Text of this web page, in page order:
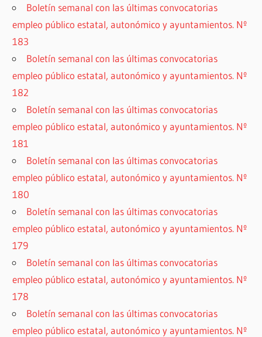
Boletín semanal con las últimas convocatorias
empleo público estatal, autonómico y ayuntamientos. Nº
183
Boletín semanal con las últimas convocatorias
empleo público estatal, autonómico y ayuntamientos. Nº
182
Boletín semanal con las últimas convocatorias
empleo público estatal, autonómico y ayuntamientos. Nº
181
Boletín semanal con las últimas convocatorias
empleo público estatal, autonómico y ayuntamientos. Nº
180
Boletín semanal con las últimas convocatorias
empleo público estatal, autonómico y ayuntamientos. Nº
179
Boletín semanal con las últimas convocatorias
empleo público estatal, autonómico y ayuntamientos. Nº
178
Boletín semanal con las últimas convocatorias
empleo público estatal, autonómico y ayuntamientos. Nº